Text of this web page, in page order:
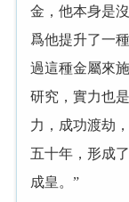
金，他本身是
爲他提升了一
過這種金屬來
研究，實力也
力，成功渡劫
五十年，形成
成皇。”